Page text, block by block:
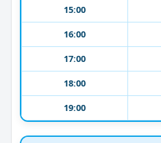
15:00
16:00
17:00
18:00
19:00